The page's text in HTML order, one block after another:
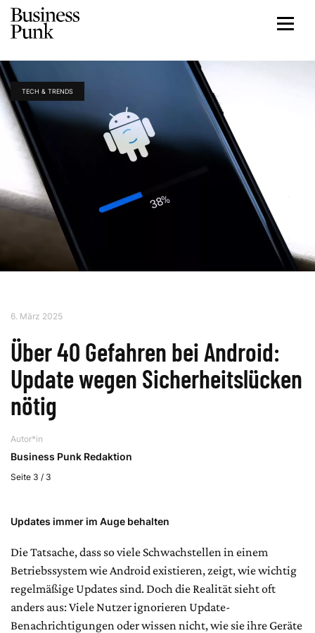
TECH & TRENDS
6. März 2025
Über 40 Gefahren bei Android:
Update wegen Sicherheitslücken
nötig
Autor*in
Business Punk Redaktion
Seite 3 / 3
Updates immer im Auge behalten
Die Tatsache, dass so viele Schwachstellen in einem
Betriebssystem wie Android existieren, zeigt, wie wichtig
regelmäßige Updates sind. Doch die Realität sieht oft
anders aus: Viele Nutzer ignorieren Update-
Benachrichtigungen oder wissen nicht, wie sie ihre Geräte